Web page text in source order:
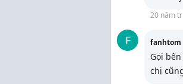
20 năm
F fanhtom
Gọi
chị